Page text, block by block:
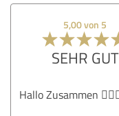
Umsetzung
5,00 von 5
SEHR GUT
Hallo Zusammen